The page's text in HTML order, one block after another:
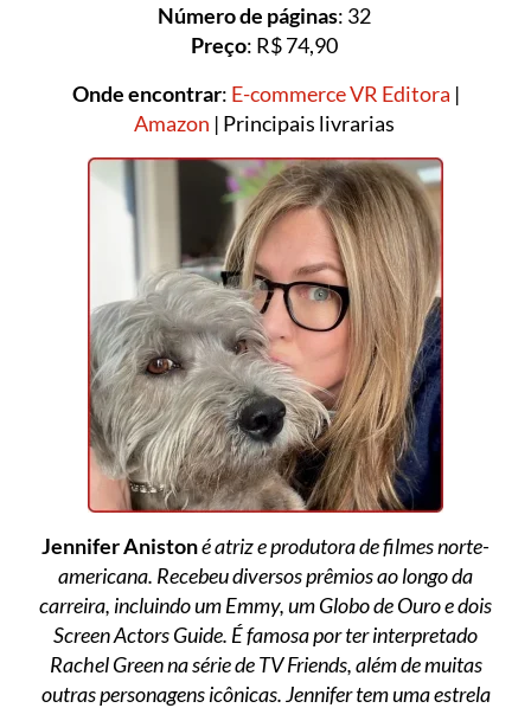
Número de páginas: 32
Preço: R$ 74,90
Onde encontrar: E-commerce VR Editora |
Amazon | Principais livrarias
Jennifer Anistoné atriz e produtora de filmes norte-
americana. Recebeu diversos prêmios ao longo da
carreira, incluindo um Emmy, um Globo de Ouro e dois
Screen Actors Guide. É famosa por ter interpretado
Rachel Green na série de TV Friends, além de muitas
outras personagens icônicas. Jennifer tem uma estrela